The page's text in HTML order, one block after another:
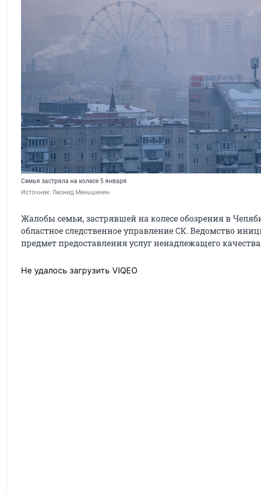
Семья застряла на колесе 5 января
Источник: Леонид Меньшенин
Жалобы семьи, застрявшей на колесе обозрения в
областное следственное управление СК. Ведомство
предмет предоставления услуг ненадлежащего
Не удалось загрузить VIQEO